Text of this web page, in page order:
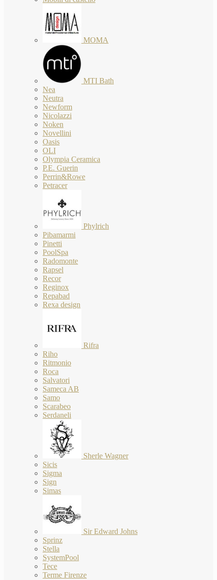
MOMA
MTI Bath
Nea
Neutra
Newform
Nicolazzi
Noken
Novellini
Oasis
OLI
Olympia Ceramica
P.E. Guerin
Perrin&Rowe
Petracer
Phylrich
Pibamarmi
Pinetti
PoolSpa
Radomonte
Rapsel
Recor
Reginox
Repabad
Rexa design
Rifra
Riho
Ritmonio
Roca
Salvatori
Sameca AB
Samo
Scarabeo
Serdaneli
Sherle Wagner
Sicis
Sigma
Sign
Simas
Sir Edward Johns
Sprinz
Stella
SystemPool
Tece
Terme Firenze